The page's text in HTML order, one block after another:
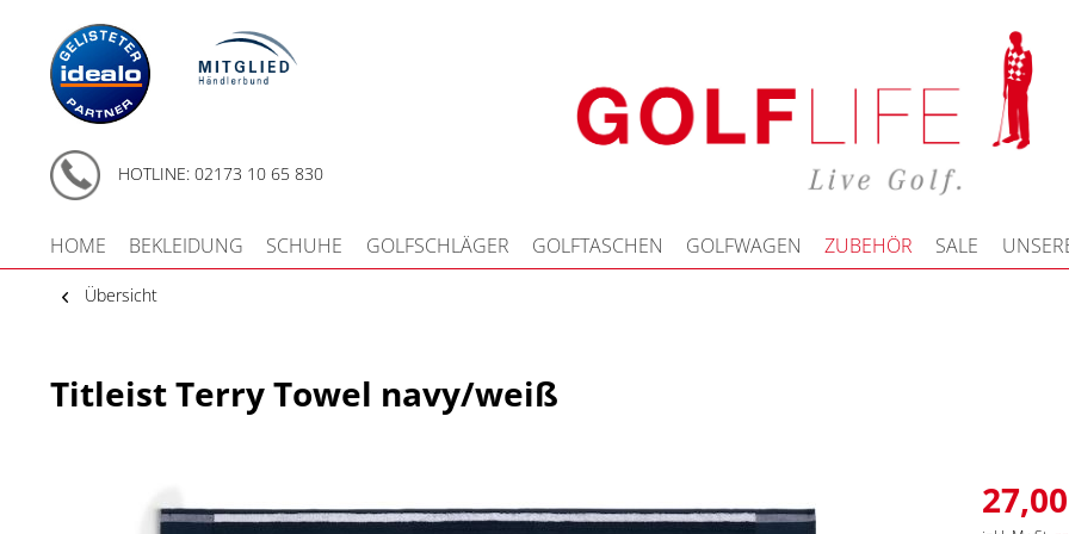
HOTLINE: 02173 10 65 830
HOME BEKLEIDUNG SCHUHE GOLFSCHLÄGER GOLFTASCHEN GOLFWAGEN ZUBEHÖR SALE
Übersicht
Titleist Terry Towel navy/weiß